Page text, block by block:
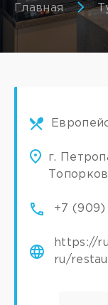
Главная
г.
+7 (909)
https://
ru/